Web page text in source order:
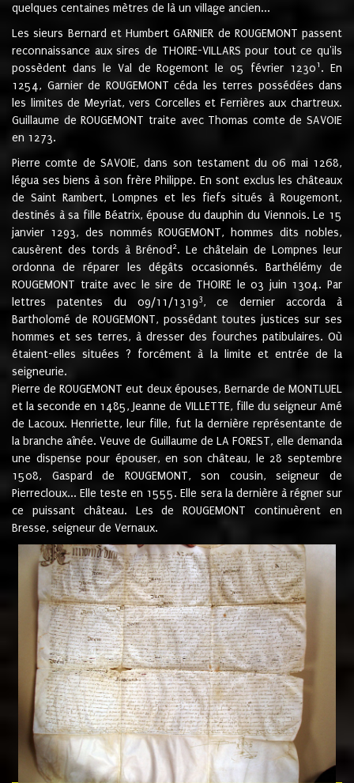
quelques centaines mètres de là un village ancien...
Les sieurs Bernard et Humbert GARNIER de ROUGEMONT passent
reconnaissance aux sires de THOIRE-VILLARS pour tout ce qu'ils
possèdent dans le Val de Rogemont le 05 février 12301 . En
1254, Garnier de ROUGEMONT céda les terres possédées dans
les limites de Meyriat, vers Corcelles et Ferrières aux chartreux.
Guillaume de ROUGEMONT traite avec Thomas comte de SAVOIE
en 1273.
Pierre comte de SAVOIE, dans son testament du 06 mai 1268,
légua ses biens à son frère Philippe. En sont exclus les châteaux
de Saint Rambert, Lompnes et les fiefs situés à Rougemont,
destinés à sa fille Béatrix, épouse du dauphin du Viennois. Le 15
janvier 1293, des nommés ROUGEMONT, hommes dits nobles,
causèrent des tords à Brénod 2. Le châtelain de Lompnes leur
ordonna de réparer les dégâts occasionnés. Barthélémy de
ROUGEMONT traite avec le sire de THOIRE le 03 juin 1304. Par
lettres patentes du 09/11/13193, ce dernier accorda à
Bartholomé de ROUGEMONT, possédant toutes justices sur ses
hommes et ses terres, à dresser des fourches patibulaires. Où
étaient-elles situées ? forcément à la limite et entrée de la
seigneurie.
Pierre de ROUGEMONT eut deux épouses, Bernarde de MONTLUEL
et la seconde en 1485, Jeanne de VILLETTE, fille du seigneur Amé
de Lacoux. Henriette, leur fille, fut la dernière représentante de
la branche aînée. Veuve de Guillaume de LA FOREST, elle demanda
une dispense pour épouser, en son château, le 28 septembre
1508, Gaspard de ROUGEMONT, son cousin, seigneur de
Pierrecloux... Elle teste en 1555. Elle sera la dernière à régner sur
ce puissant château. Les de ROUGEMONT continuèrent en
Bresse, seigneur de Vernaux.